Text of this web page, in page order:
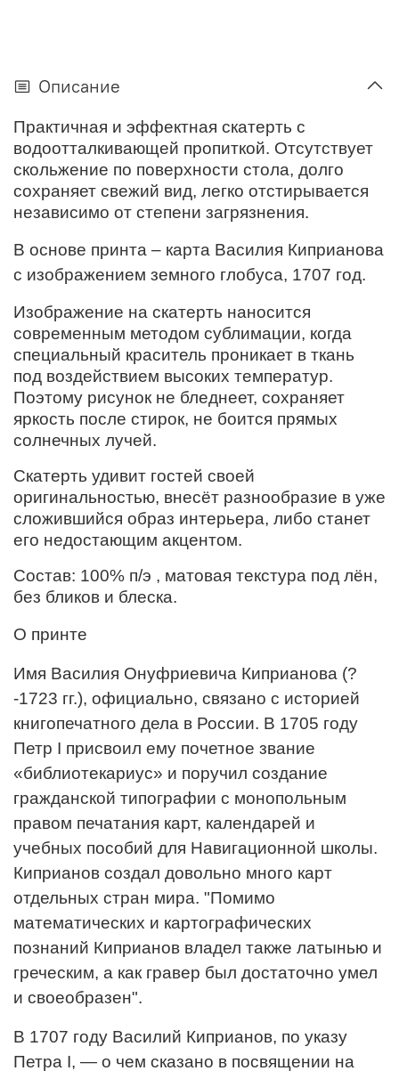
Описание
Практичная и эффектная скатерть с
водоотталкивающей пропиткой. Отсутствует
скольжение по поверхности стола, долго
сохраняет свежий вид, легко отстирывается
независимо от степени загрязнения.
В основе принта – карта Василия Киприанова
с изображением земного глобуса, 1707 год.
Изображение на скатерть наносится
современным методом сублимации, когда
специальный краситель проникает в ткань
под воздействием высоких температур.
Поэтому рисунок не бледнеет, сохраняет
яркость после стирок, не боится прямых
солнечных лучей.
Скатерть удивит гостей своей
оригинальностью, внесёт разнообразие в уже
сложившийся образ интерьера, либо станет
его недостающим акцентом.
Состав: 100% п/э , матовая текстура под лён,
без бликов и блеска.
О принте
Имя Василия Онуфриевича Киприанова (?
-1723 гг.), официально, связано с историей
книгопечатного дела в России. В 1705 году
Петр I присвоил ему почетное звание
«библиотекариус» и поручил создание
гражданской типографии с монопольным
правом печатания карт, календарей и
учебных пособий для Навигационной школы.
Киприанов создал довольно много карт
отдельных стран мира. "Помимо
математических и картографических
познаний Киприанов владел также латынью и
греческим, а как гравер был достаточно умел
и своеобразен".
В 1707 году Василий Киприанов, по указу
Петра I, — о чем сказано в посвящении на